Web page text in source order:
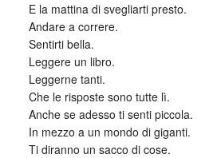
E la mattina di svegliarti presto.
Andare a correre.
Sentirti bella.
Leggere un libro.
Leggerne tanti.
Che le risposte sono tutte lì.
Anche se adesso ti senti piccola.
In mezzo a un mondo di giganti.
Ti diranno un sacco di cose.